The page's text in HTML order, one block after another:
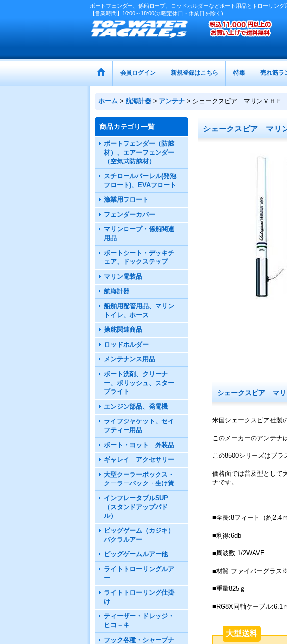
ボートフェンダー、係船ロープ、ロッドホルダーなどボート用品とトローリング
【営業時間】10:00～18:00(水曜定休日・休業日を除く)
会員ログイン 新規登録はこちら 特集 売れ筋ラ
ホーム > 航海計器 > アンテナ > シェークスピア マリンＶＨＦ
商品カテゴリ一覧
ボートフェンダー（防舷
材）、エアーフェンダー
（空気式防舷材）
スチロールバーレル(発泡
フロート)、EVAフロート
漁業用フロート
フェンダーカバー
マリンロープ・係船関連
用品
ボートシート・デッキチ
ェア、ドックステップ
マリン電装品
航海計器
船舶用配管用品、マリン
トイレ、ホース
操舵関連商品
ロッドホルダー
メンテナンス用品
ボート洗剤、クリーナ
ー、ポリッシュ、スター
ブライト
エンジン部品、発電機
ライフジャケット、セイ
フティー用品
ボート・ヨット 外装品
ギャレイ アクセサリー
大型クーラーボックス・
クーラーバック・生け簀
インフレータブルSUP
（スタンドアップパド
ル）
ビッグゲーム（カジキ）
パクラルアー
ビッグゲームルアー他
ライトトローリングルア
ー
ライトトローリング仕掛
け
ティーザー・ドレッジ・
ヒコ－キ
フック各種・シャープナ
シェークスピア マリ
シェークスピア マリ
米国シェークスピア社製
このメーカーのアンテナ
この8500シリーズはブラ
価格面では普及型として
ナです。
■全長:8フィート（約2.4ｍ
■利得:6db
■周波数:1/2WAVE
■材質:ファイバーグラス
■重量825ｇ
■RG8X同軸ケーブル:6.1
大型送料